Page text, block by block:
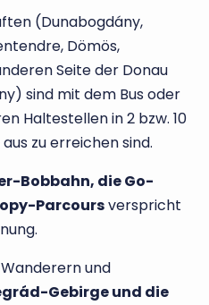
(Dunabogdány,
Dömös,
Seite der Donau
sind mit dem Bus oder
Haltestellen in 2 bzw. 10
zu erreichen sind.
Bobbahn, die Go-
Parcoursverspricht
und
Gebirge und die